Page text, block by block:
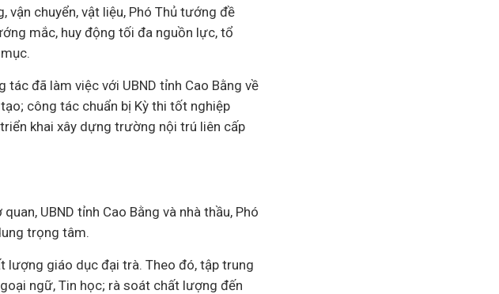
vận chuyển, vật liệu, Phó Thủ tướng đề
mắc, huy động tối đa nguồn lực, tổ
đã làm việc với UBND tỉnh Cao Bằng về
công tác chuẩn bị Kỳ thi tốt nghiệp
khai xây dựng trường nội trú liên cấp
UBND tỉnh Cao Bằng và nhà thầu, Phó
trọng tâm.
lượng giáo dục đại trà. Theo đó, tập trung
ngữ, Tin học; rà soát chất lượng đến